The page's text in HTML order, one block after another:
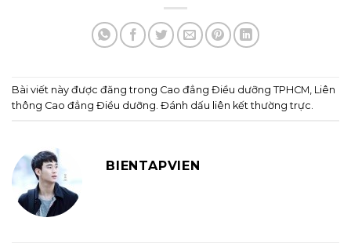
Bài viết này được đăng trong Cao đẳng Điều dưỡng TPHCM, Liên
thông Cao đẳng Điều dưỡng. Đánh dấu liên kết thường trực.
BIENTAPVIEN